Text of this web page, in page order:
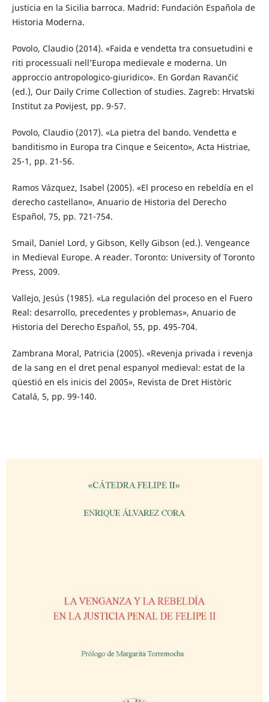
justicia en la Sicilia barroca. Madrid: Fundación Española de
Historia Moderna.
Povolo, Claudio (2014). «Faida e vendetta tra consuetudini e
riti processuali nell’Europa medievale e moderna. Un
approccio antropologico-giuridico». En Gordan Ravančić
(ed.), Our Daily Crime Collection of studies. Zagreb: Hrvatski
Institut za Povijest, pp. 9-57.
Povolo, Claudio (2017). «La pietra del bando. Vendetta e
banditismo in Europa tra Cinque e Seicento», Acta Histriae,
25-1, pp. 21-56.
Ramos Vázquez, Isabel (2005). «El proceso en rebeldía en el
derecho castellano», Anuario de Historia del Derecho
Español, 75, pp. 721-754.
Smail, Daniel Lord, y Gibson, Kelly Gibson (ed.). Vengeance
in Medieval Europe. A reader. Toronto: University of Toronto
Press, 2009.
Vallejo, Jesús (1985). «La regulación del proceso en el Fuero
Real: desarrollo, precedentes y problemas», Anuario de
Historia del Derecho Español, 55, pp. 495-704.
Zambrana Moral, Patricia (2005). «Revenja privada i revenja
de la sang en el dret penal espanyol medieval: estat de la
qüestió en els inicis del 2005», Revista de Dret Històric
Catalá, 5, pp. 99-140.